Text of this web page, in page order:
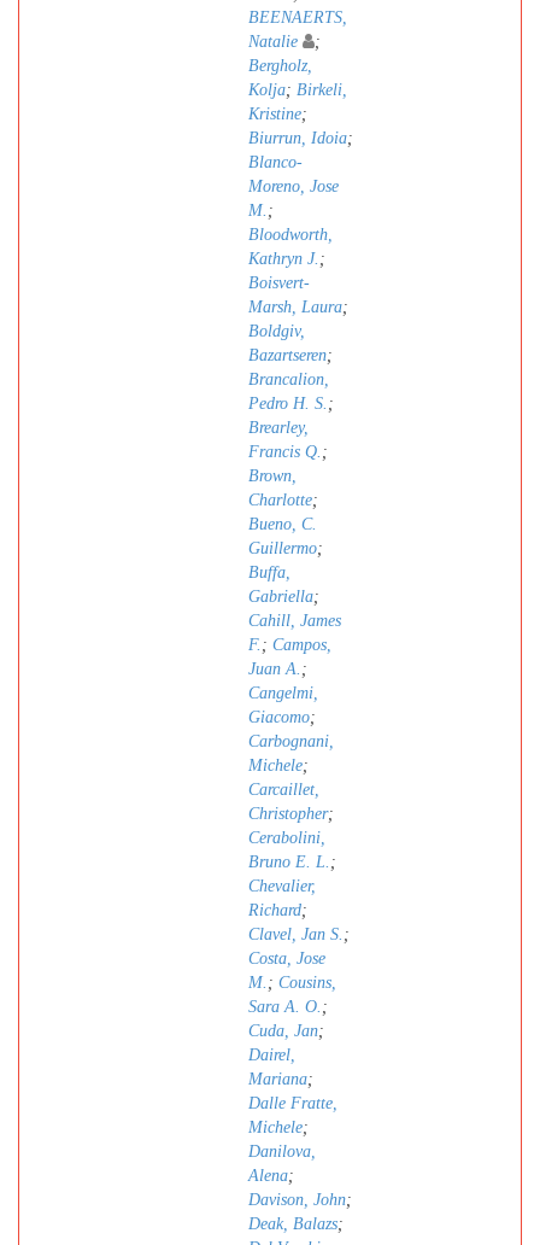
BEENAERTS,
Natalie
;
Bergholz,
Kolja; Birkeli,
Kristine;
Biurrun, Idoia;
Blanco-
Moreno, Jose
M. ;
Bloodworth,
Kathryn J. ;
Boisvert-
Marsh, Laura;
Boldgiv,
Bazartseren;
Brancalion,
Pedro H. S. ;
Brearley,
Francis Q. ;
Brown,
Charlotte;
Bueno, C.
Guillermo;
Buffa,
Gabriella;
Cahill, James
F. ; Campos,
Juan A. ;
Cangelmi,
Giacomo;
Carbognani,
Michele;
Carcaillet,
Christopher;
Cerabolini,
Bruno E. L. ;
Chevalier,
Richard;
Clavel, Jan S. ;
Costa, Jose
M. ; Cousins,
Sara A. O. ;
Cuda, Jan;
Dairel,
Mariana;
Dalle Fratte,
Michele;
Danilova,
Alena;
Davison, John;
Deak, Balazs;